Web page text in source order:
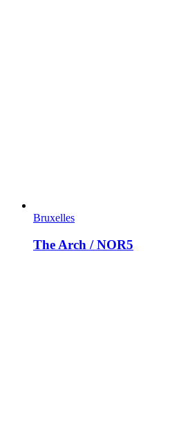
Bruxelles
The Arch / NOR5